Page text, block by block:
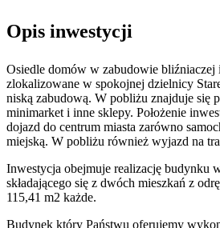
Opis inwestycji
Osiedle domów w zabudowie
zlokalizowane w spokojnej dzielnicy
niską zabudową. W pobliżu znajduje się
minimarket i inne sklepy. Położenie
dojazd do centrum miasta zarówno
miejską. W pobliżu również wyjazd na
Inwestycja obejmuje realizację budynku
składającego się z dwóch mieszkań z
115,41 m2 każde.
Budynek który Państwu oferujemy